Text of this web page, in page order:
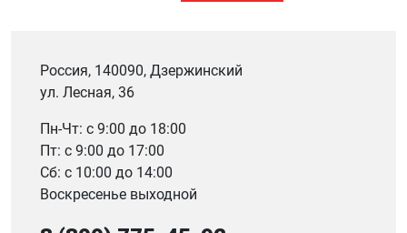
Россия, 140090, Дзержинский
ул. Лесная, 36
Пн-Чт: с 9:00 до 18:00
Пт: с 9:00 до 17:00
Сб: с 10:00 до 14:00
Воскресенье выходной